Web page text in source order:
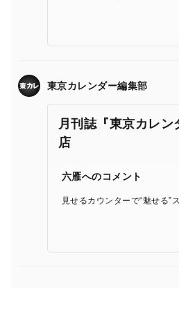
東京カレンダー編集部
月刊誌『東京カレン
店
六雁へのコメント
見せるカウンターで“魅せる”